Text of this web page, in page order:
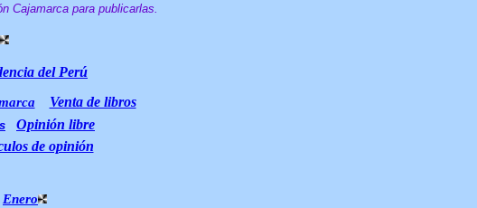
Cajamarca para publicarlas.
del Perú
Venta de libros
Opinión libre
de opinión
Enero